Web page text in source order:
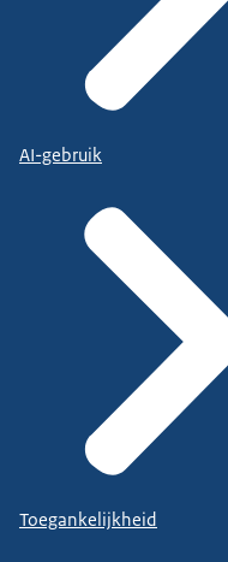
AI-gebruik
Toegankelijkheid